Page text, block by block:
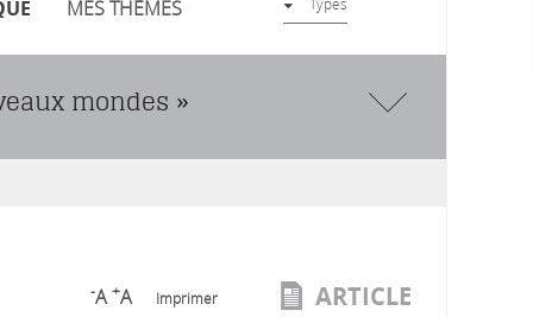
MES THÈMES
mondes »
-A +A Imprimer ARTICLE